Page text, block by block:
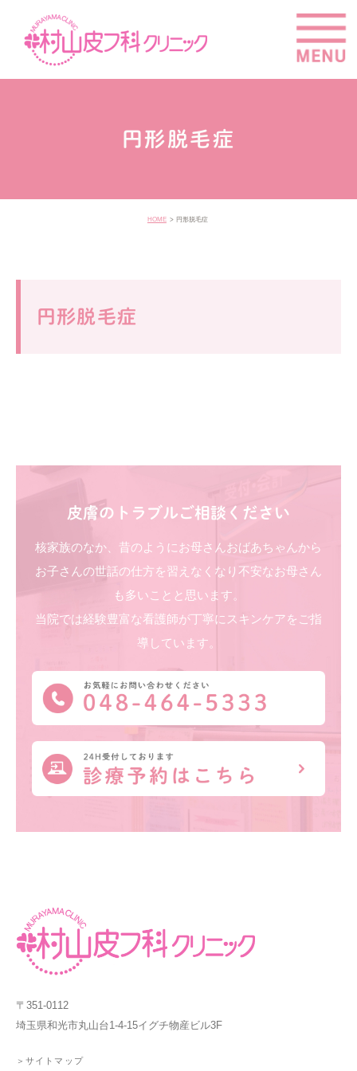
円形脱毛症
HOME 円形脱毛症
円形脱毛症
皮膚のトラブルご相談ください
核家族のなか、昔のようにお母さんおばあちゃんから
お子さんの世話の仕方を習えなくなり不安なお母さん
も多いことと思います。
当院では経験豊富な看護師が丁寧にスキンケアをご指
導しています。
〒351-0112
埼玉県和光市丸山台1-4-15イグチ物産ビル3F
＞サイトマップ